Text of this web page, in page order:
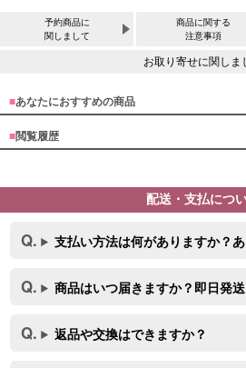
サイズ
予約商品に
関しまして
商品に関する
注意事項
お取り寄せに関しま
■あなたにおすすめの商品
■閲覧履歴
配送・支払につ
支払い方法は何がありますか？
商品はいつ届きますか？即日発
返品や交換はできますか？